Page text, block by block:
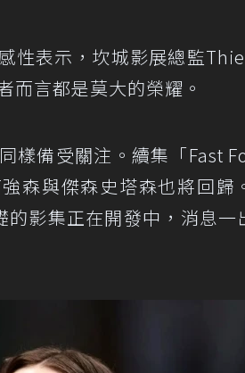
性表示，坎城影展總監
而言都是莫大的榮耀。
樣備受關注。續集「Fast
森與傑森史塔森也將回歸
影集正在開發中，消息一